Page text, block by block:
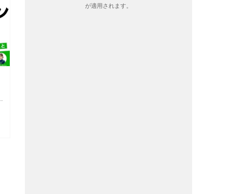
が適用されます。